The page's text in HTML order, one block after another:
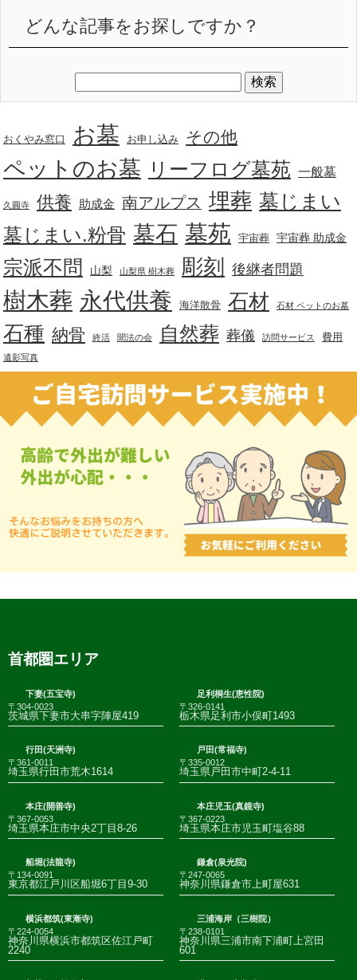
どんな記事をお探しですか？
おくやみ窓口 お墓 お申し込み その他
ペットのお墓 リーフログ墓苑 一般墓
久圓寺 供養 助成金 南アルプス 埋葬 墓じまい
墓じまい.粉骨 墓石 墓苑 宇宙葬 宇宙葬 助成金
宗派不問 山梨 山梨県 樹木葬 彫刻 後継者問題
樹木葬 永代供養 海洋散骨 石材 石材 ペットのお墓
石種 納骨 終活 聞法の会 自然葬 葬儀 訪問サービス 費用
遺影写真
首都圏エリア
下妻(五宝寺)
〒304-0023
茨城県下妻市大串字陣屋419
足利桐生(恵性院)
〒326-0141
栃木県足利市小俣町1493
行田(天洲寺)
〒361-0011
埼玉県行田市荒木1614
戸田(常福寺)
〒335-0012
埼玉県戸田市中町2-4-11
本庄(開善寺)
〒367-0053
埼玉県本庄市中央2丁目8-26
本庄児玉(真鏡寺)
〒367-0223
埼玉県本庄市児玉町塩谷88
船堀(法龍寺)
〒134-0091
東京都江戸川区船堀6丁目9-30
鎌倉(泉光院)
〒247-0065
神奈川県鎌倉市上町屋631
横浜都筑(東漸寺)
〒224-0054
神奈川県横浜市都筑区佐江戸町
2240
三浦海岸（三樹院）
〒238-0101
神奈川県三浦市南下浦町上宮田
601